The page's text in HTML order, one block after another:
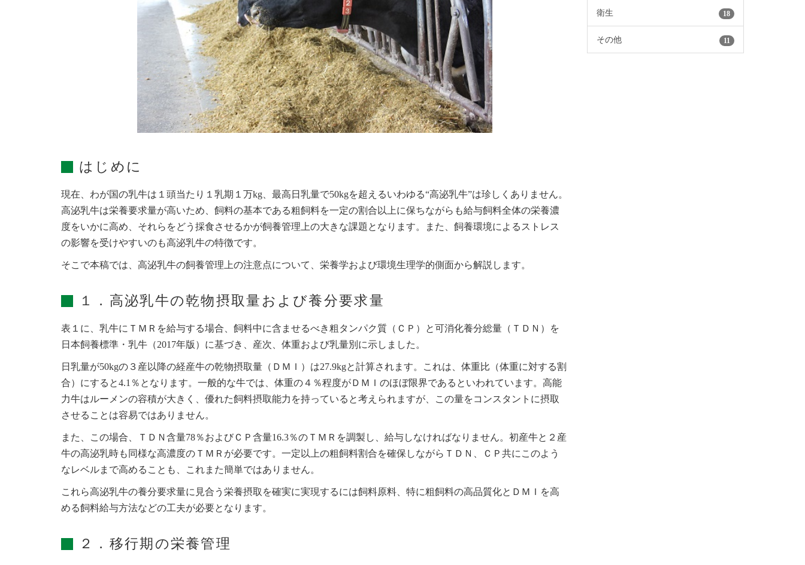
はじめに
現在、わが国の乳牛は１頭当たり１乳期１万kg、最高日乳量で50kgを超えるいわゆる“高泌乳牛”は珍しくありません。
高泌乳牛は栄養要求量が高いため、飼料の基本である粗飼料を一定の割合以上に保ちながらも給与飼料全体の栄養濃
度をいかに高め、それらをどう採食させるかが飼養管理上の大きな課題となります。また、飼養環境によるストレス
の影響を受けやすいのも高泌乳牛の特徴です。
そこで本稿では、高泌乳牛の飼養管理上の注意点について、栄養学および環境生理学的側面から解説します。
１．高泌乳牛の乾物摂取量および養分要求量
表１に、乳牛にＴＭＲを給与する場合、飼料中に含ませるべき粗タンパク質（ＣＰ）と可消化養分総量（ＴＤＮ）を
日本飼養標準・乳牛（2017年版）に基づき、産次、体重および乳量別に示しました。
日乳量が50kgの３産以降の経産牛の乾物摂取量（ＤＭＩ）は27.9kgと計算されます。これは、体重比（体重に対する割
合）にすると4.1％となります。一般的な牛では、体重の４％程度がＤＭＩのほぼ限界であるといわれています。高能
力牛はルーメンの容積が大きく、優れた飼料摂取能力を持っていると考えられますが、この量をコンスタントに摂取
させることは容易ではありません。
また、この場合、ＴＤＮ含量78％およびＣＰ含量16.3％のＴＭＲを調製し、給与しなければなりません。初産牛と２産
牛の高泌乳時も同様な高濃度のＴＭＲが必要です。一定以上の粗飼料割合を確保しながらＴＤＮ、ＣＰ共にこのよう
なレベルまで高めることも、これまた簡単ではありません。
これら高泌乳牛の養分要求量に見合う栄養摂取を確実に実現するには飼料原料、特に粗飼料の高品質化とＤＭＩを高
める飼料給与方法などの工夫が必要となります。
２．移行期の栄養管理
衛生 18
その他 11